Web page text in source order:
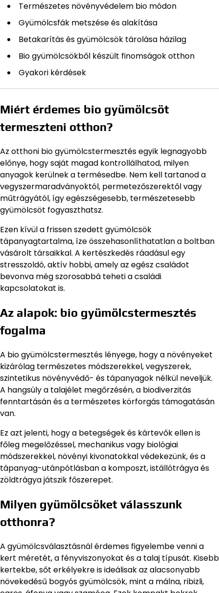
Természetes növényvédelem bio módon
Gyümölcsfák metszése és alakítása
Betakarítás és gyümölcsök tárolása házilag
Bio gyümölcsökből készült finomságok otthon
Gyakori kérdések
Miért érdemes bio gyümölcsöt
termeszteni otthon?
Az otthoni bio gyümölcstermesztés egyik legnagyobb
előnye, hogy saját magad kontrollálhatod, milyen
anyagok kerülnek a termésedbe. Nem kell tartanod a
vegyszermaradványoktól, permetezőszerektől vagy
műtrágyától, így egészségesebb, természetesebb
gyümölcsöt fogyaszthatsz.
Ezen kívül a frissen szedett gyümölcsök
tápanyagtartalma, íze összehasonlíthatatlan a boltban
vásárolt társaikkal. A kertészkedés ráadásul egy
stresszoldó, aktív hobbi, amely az egész családot
bevonva még szorosabbá teheti a családi
kapcsolatokat is.
Az alapok: bio gyümölcstermesztés
fogalma
A bio gyümölcstermesztés lényege, hogy a növényeket
kizárólag természetes módszerekkel, vegyszerek,
szintetikus növényvédő- és tápanyagok nélkül neveljük.
A hangsúly a talajélet megőrzésén, a biodiverzitás
fenntartásán és a természetes körforgás támogatásán
van.
Ez azt jelenti, hogy a betegségek és kártevők ellen is
főleg megelőzéssel, mechanikus vagy biológiai
módszerekkel, növényi kivonatokkal védekezünk, és a
tápanyag-utánpótlásban a komposzt, istállótrágya és
zöldtrágya játszik főszerepet.
Milyen gyümölcsöket válasszunk
otthonra?
A gyümölcsválasztásnál érdemes figyelembe venni a
kert méretét, a fényviszonyokat és a talaj típusát. Kisebb
kertekbe, sőt erkélyekre is ideálisak az alacsonyabb
növekedésű bogyós gyümölcsök, mint a málna, ribizli,